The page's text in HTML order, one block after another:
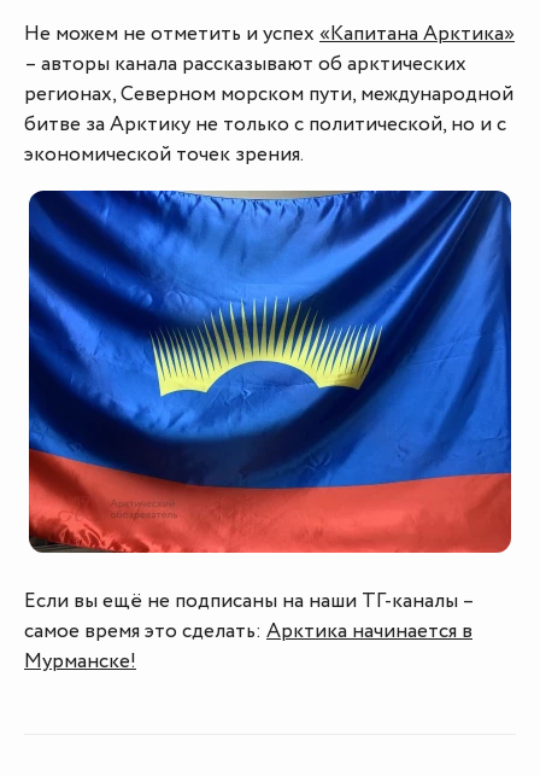
Не можем не отметить и успех «Капитана Арктика»
– авторы канала рассказывают об арктических
регионах, Северном морском пути, международной
битве за Арктику не только с политической, но и с
экономической точек зрения.
Если вы ещё не подписаны на наши ТГ-каналы –
самое время это сделать: Арктика начинается в
Мурманске!